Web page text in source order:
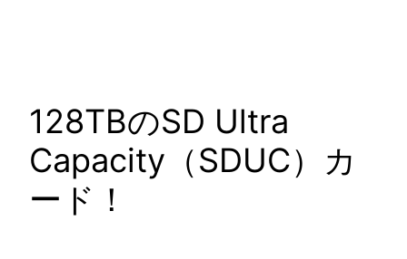
128TBのSD Ultra
Capacity（SDUC）カ
ード！